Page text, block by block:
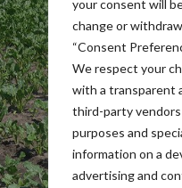
your consent will
change or
“Consent
We respect your
with a transparent
third-party
purposes and
information on a
advertising and